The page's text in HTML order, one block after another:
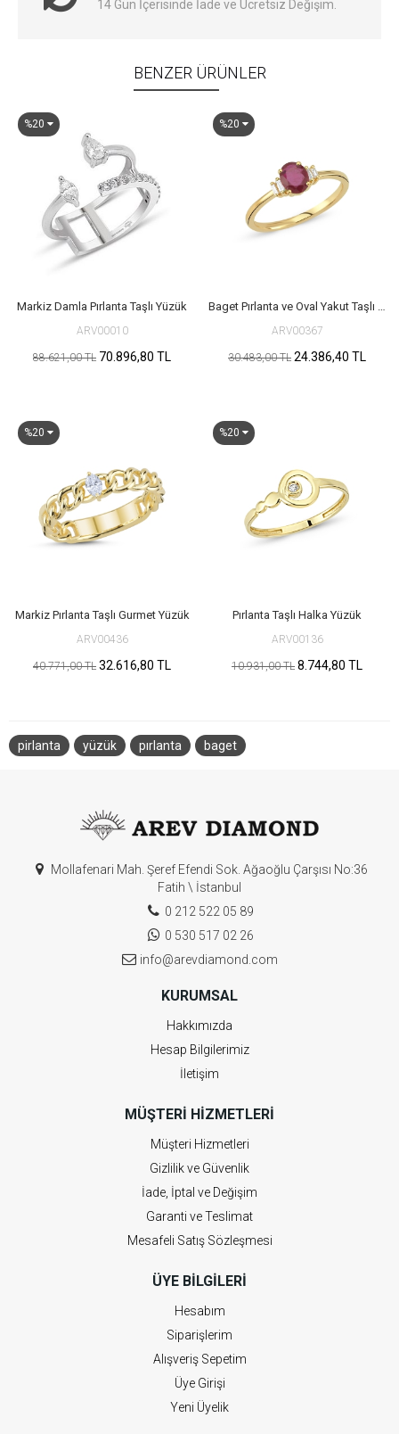
14 Gün İçerisinde İade ve Ücretsiz Değişim.
BENZER ÜRÜNLER
%20
Markiz Damla Pırlanta Taşlı Yüzük
ARV00010
88.621,00 TL 70.896,80 TL
%20
Baget Pırlanta ve Oval Yakut Taşlı Yüzük
ARV00367
30.483,00 TL 24.386,40 TL
%20
Markiz Pırlanta Taşlı Gurmet Yüzük
ARV00436
40.771,00 TL 32.616,80 TL
%20
Pırlanta Taşlı Halka Yüzük
ARV00136
10.931,00 TL 8.744,80 TL
pirlanta yüzük pırlanta baget
Mollafenari Mah. Şeref Efendi Sok. Ağaoğlu Çarşısı No:36
Fatih \ İstanbul
0 212 522 05 89
0 530 517 02 26
info@arevdiamond.com
KURUMSAL
Hakkımızda
Hesap Bilgilerimiz
İletişim
MÜŞTERI HIZMETLERI
Müşteri Hizmetleri
Gizlilik ve Güvenlik
İade, İptal ve Değişim
Garanti ve Teslimat
Mesafeli Satış Sözleşmesi
ÜYE BILGILERI
Hesabım
Siparişlerim
Alışveriş Sepetim
Üye Girişi
Yeni Üyelik